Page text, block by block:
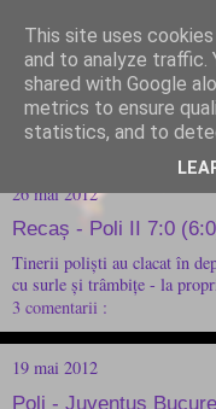
26 mai 2012
Recaș - Poli II 7:0
Tinerii poliști au clacat în
cu surle și trâmbițe - la
3 comentarii :
19 mai 2012
Poli - Juventus
This site uses
and to analyze traffic.
shared with Google
metrics to ensure
statistics, and to